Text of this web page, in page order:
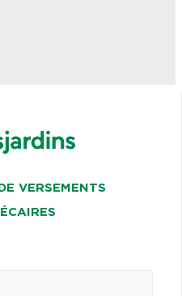
VERSEMENTS